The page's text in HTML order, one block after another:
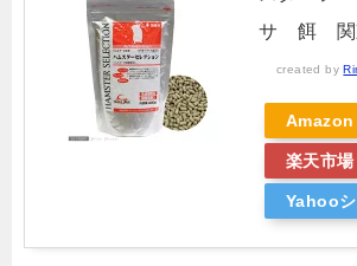
サ 餌 関
created by
Amazon
楽天市場
Yahoo